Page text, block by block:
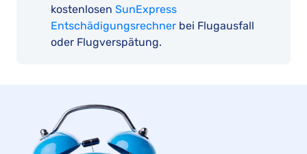
kostenlosen SunExpress
Entschädigungsrechner bei Flugausfall
oder Flugverspätung.